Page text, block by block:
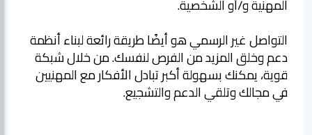
التواصل غير الرسمي هو أيضًا طريقة رائعة لبناء أنظمة
دعم وخلق المزيد من الفرص لنفسك. من خلال شبكة
قوية، يمكنك بسهولة أكبر تبادل الأفكار مع المهنيين
في مجالك وتلقي الدعم والتشجيع.